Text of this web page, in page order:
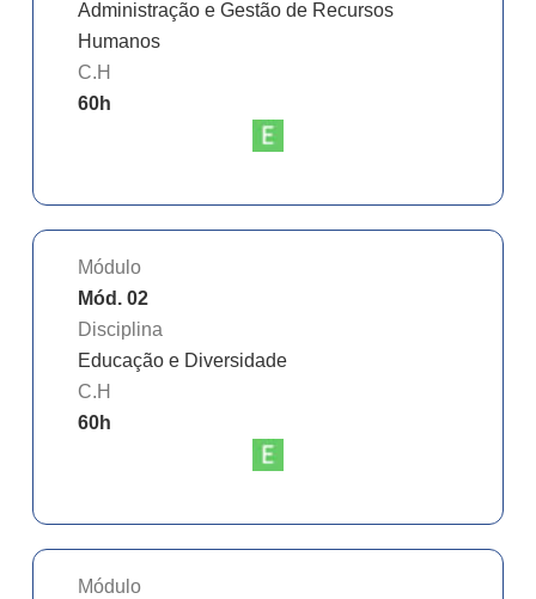
Administração e Gestão de Recursos
Humanos
C.H
60h
Módulo
Mód. 02
Disciplina
Educação e Diversidade
C.H
60h
Módulo